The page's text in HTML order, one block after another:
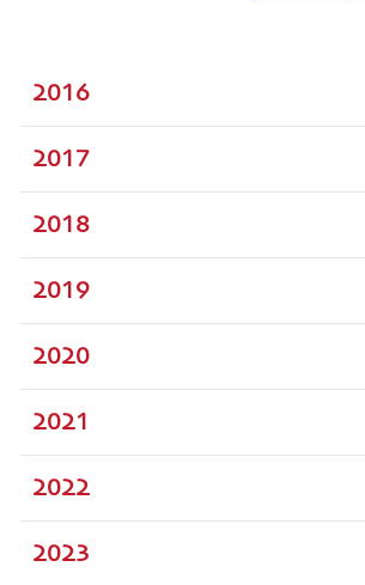
2016
2017
2018
2019
2020
2021
2022
2023